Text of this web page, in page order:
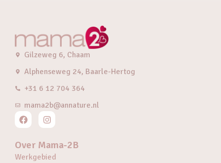
Gilzeweg 6, Chaam
Alphenseweg 24, Baarle-Hertog
+31 6 12 704 364
mama2b@annature.nl
Over Mama-2B
Werkgebied